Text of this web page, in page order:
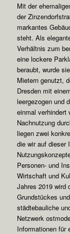
Mit der
der
markantes
steht. Als
Verhältnis zum
eine lockere
beraubt, wurde
Mietern genutzt,
Dresden mit
leergezogen und
einmal verhindert
Nachnutzung
liegen zwei
die wir auf dieser
Personen- und
Wirtschaft und
Jahres 2019 wird
Grundstückes
städtebauliche
Netzwerk
Informationen für